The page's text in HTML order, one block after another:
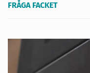
FRÅGA FACKET